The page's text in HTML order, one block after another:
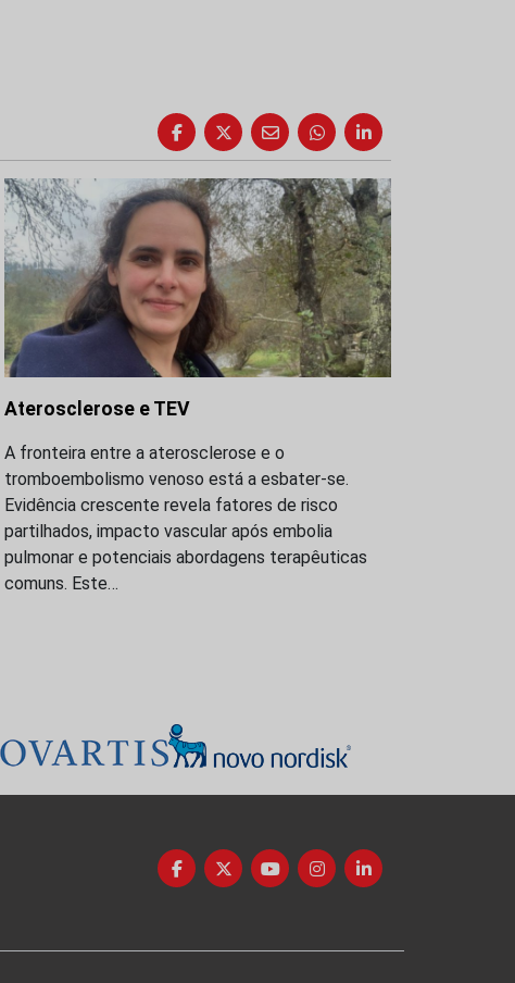
Aterosclerose e TEV
A fronteira entre a aterosclerose e o
tromboembolismo venoso está a esbater-se.
Evidência crescente revela fatores de risco
partilhados, impacto vascular após embolia
pulmonar e potenciais abordagens terapêuticas
comuns. Este…